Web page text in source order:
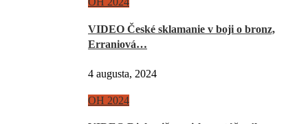
VIDEO České sklamanie v boji o bronz,
Erraniová…
4 augusta, 2024
OH 2024